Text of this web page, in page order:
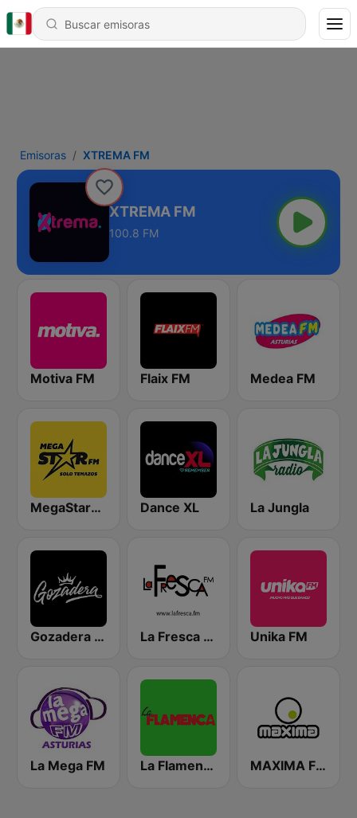
Emisoras XTREMA FM
XTREMA FM
100.8 FM
Motiva FM Flaix FM Medea FM
MegaStarFM Dance XL La Jungla
Gozadera FM La Fresca FM Unika FM
La Mega FM La Flamenca MAXIMA FM